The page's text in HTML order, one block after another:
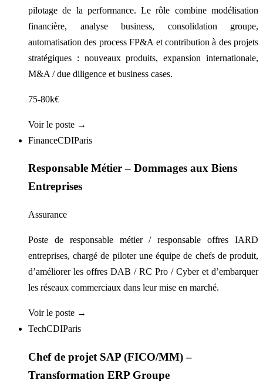
pilotage de la performance. Le rôle combine modélisation
financière, analyse business, consolidation groupe,
automatisation des process FP&A et contribution à des projets
stratégiques : nouveaux produits, expansion internationale,
M&A / due diligence et business cases.
75-80k€
Voir le poste →
FinanceCDIParis
Responsable Métier – Dommages aux Biens
Entreprises
Assurance
Poste de responsable métier / responsable offres IARD
entreprises, chargé de piloter une équipe de chefs de produit,
d’améliorer les offres DAB / RC Pro / Cyber et d’embarquer
les réseaux commerciaux dans leur mise en marché.
Voir le poste →
TechCDIParis
Chef de projet SAP (FICO/MM) –
Transformation ERP Groupe